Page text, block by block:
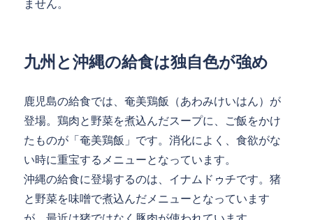
ません。
九州と沖縄の給食は独自色が強め
鹿児島の給食では、奄美鶏飯（あわみけいはん）が
登場。鶏肉と野菜を煮込んだスープに、ご飯をかけ
たものが「奄美鶏飯」です。消化によく、食欲がな
い時に重宝するメニューとなっています。
沖縄の給食に登場するのは、イナムドゥチです。猪
と野菜を味噌で煮込んだメニューとなっています